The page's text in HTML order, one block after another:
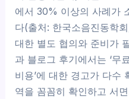
에서 30% 이상의 사례가
다(출처: 한국소음진동학
대한 별도 협의와 준비가
과 블로그 후기에서는 ‘무
비용’에 대한 경고가 다수
역을 꼼꼼히 확인하고 서